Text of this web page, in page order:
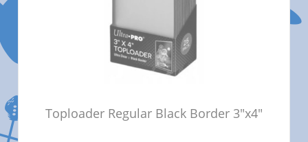
Toploader Regular Black Border 3"x4"